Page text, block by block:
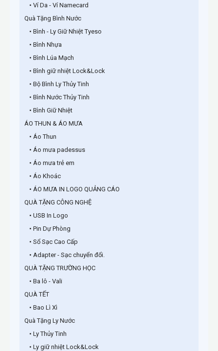
• Ví Da - Ví Namecard
Quà Tặng Bình Nước
• Bình - Ly Giữ Nhiệt Tyeso
• Bình Nhựa
• Bình Lúa Mạch
• Bình giữ nhiệt Lock&Lock
• Bộ Bình Ly Thủy Tinh
• Bình Nước Thủy Tinh
• Bình Giữ Nhiệt
ÁO THUN & ÁO MƯA
• Áo Thun
• Áo mưa padessus
• Áo mưa trẻ em
• Áo Khoác
• ÁO MƯA IN LOGO QUẢNG CÁO
QUÀ TẶNG CÔNG NGHỆ
• USB In Logo
• Pin Dự Phòng
• Sổ Sạc Cao Cấp
• Adapter - Sạc chuyển đổi.
QUÀ TẶNG TRƯỜNG HỌC
• Ba lô - Vali
QUÀ TẾT
• Bao Lì Xì
Quà Tặng Ly Nước
• Ly Thủy Tinh
• Ly giữ nhiệt Lock&Lock